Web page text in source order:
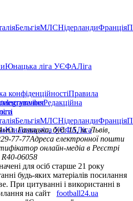
БельгіяМЛСНідерландиФранція
Юнацька ліга УЄФАЛіга
конфіденційностіПравила
Редакційна
telegramviber
БельгіяМЛСНідерландиФранція
Юнацька ліга УЄФАЛіга
пл. Галицька, буд. 15, м. Львів,
77-77Адреса електронної пошти
онлайн-медіа в Реєстрі
R40-06058
для осіб старше 21 року
будь-яких матеріалів посилання
При цитуванні і використанні в
на сайт
football24.ua